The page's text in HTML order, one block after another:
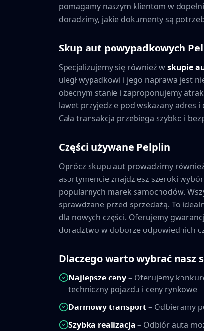
pomagamy naszym klientom w
doradzimy, jakie dokumenty są
Skup aut powypadkowych
Specjalizujemy się również wskupie
uległ wypadkowi i jego naprawa jest
obecnym stanie i zaproponujemy
lawet przyjedzie pod wskazany adres
Cała transakcja przebiega szybko i
Części używane Pelplin
Oprócz skupu aut prowadzimy
asortymencie znajdziesz szeroki
popularnych marek samochodów.
sprawdzane przed sprzedażą. To
dla nowych części. Oferujemy
doradztwo w doborze odpowiednich
Dlaczego warto wybrać nasz
Najlepsze ceny– Oferujemy
techniczny pojazdu i ceny rynkowe
Darmowy transport– Odbieramy
Szybka realizacja – Odbiór auta